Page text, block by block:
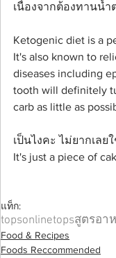
เนื่องจากต้องทานน้
Ketogenic diet is a
It's also known to
diseases including
tooth will definitely
carb as little as
เป็นไงคะ ไม่ยากเล
It's just a piece of
แท็ก:
topsonlinetopsสูตรอา
Food & Recipes
Foods Reccommended